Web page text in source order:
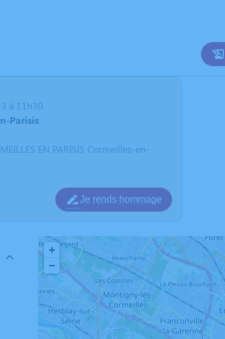
à 11h30
Parisis
EN PARISIS Cormeilles-en-
Je rends hommage
+
−